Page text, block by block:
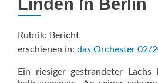
Linden in Berlin
Rubrik: Bericht
erschienen in: das Orchester 02/
Ein riesiger gestrandeter